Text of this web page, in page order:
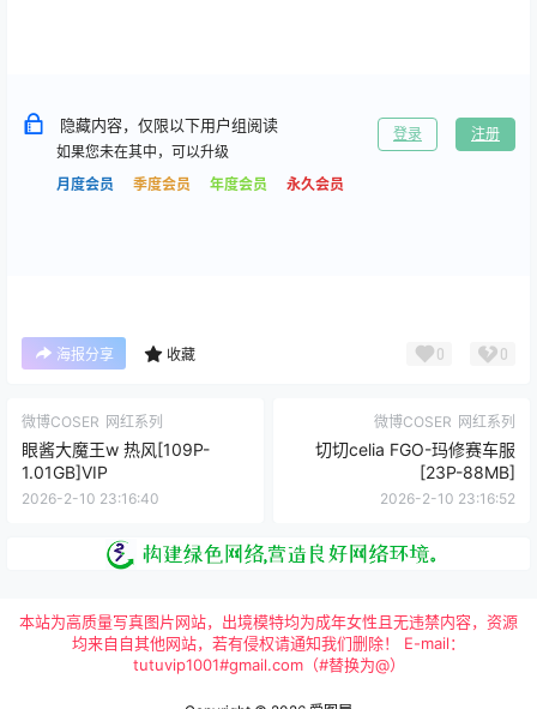
隐藏内容，仅限以下用户组阅读
如果您未在其中，可以升级
月度会员
季度会员 年度会员 永久会员
登录 注册
海报分享 收藏 0 0
微博COSER 网红系列
眼酱大魔王w 热风[109P-
1.01GB]VIP
2026-2-10 23:16:40
微博COSER 网红系列
切切celia FGO-玛修赛车服
[23P-88MB]
2026-2-10 23:16:52
本站为高质量写真图片网站，出境模特均为成年女性且无违禁内容，资源
均来自自其他网站，若有侵权请通知我们删除！ E-mail：
tutuvip1001#gmail.com（#替换为@）